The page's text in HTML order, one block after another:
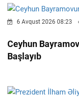
6 Avqust 2026 08:23
Ceyhun
Başlayıb